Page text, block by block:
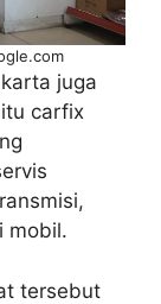
juga
carfix
mobil.
tersebut